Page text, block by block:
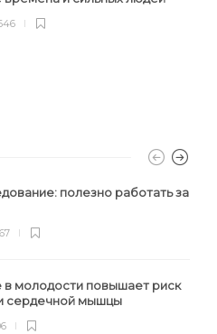
полезно работать за
в молодости повышает риск
сердечной мышцы